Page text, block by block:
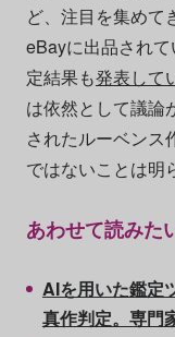
ど、注目を集めて
eBayに出品され
定結果も発表して
は依然として議論
されたルーベンス
ではないことは明
あわせて読みた
AIを用いた鑑定
真作判定。専門